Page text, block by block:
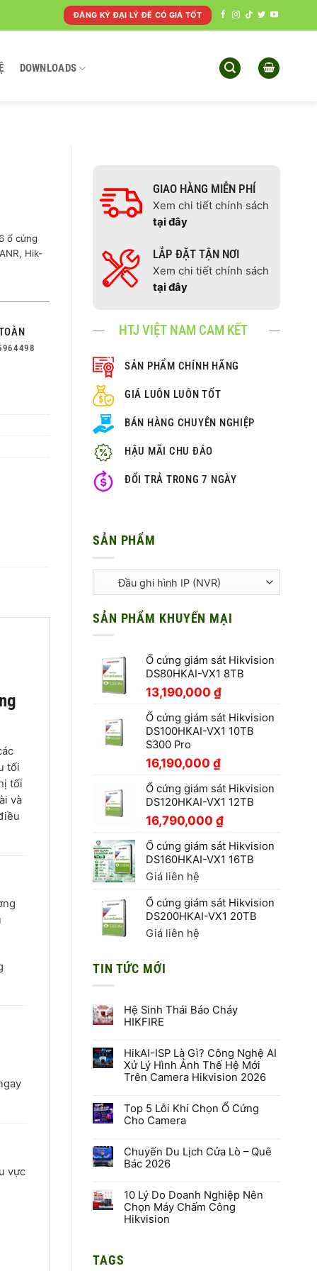
ĐĂNG KÝ ĐẠI LÝ ĐỂ CÓ GIÁ TỐT
DOWNLOADS
GIAO HÀNG MIỄN PHÍ
Xem chi tiết chính sách
tại đây
LẮP ĐẶT TẬN NƠI
Xem chi tiết chính sách
tại đây
HTJ VIỆT NAM CAM KẾT
SẢN PHẨM CHÍNH HÃNG
GIÁ LUÔN LUÔN TỐT
BÁN HÀNG CHUYÊN NGHIỆP
HẬU MÃI CHU ĐÁO
ĐỔI TRẢ TRONG 7 NGÀY
SẢN PHẨM
SẢN PHẨM KHUYẾN MẠI
Ổ cứng giám sát Hikvision
DS80HKAI-VX1 8TB
13,190,000 ₫
Ổ cứng giám sát Hikvision
DS100HKAI-VX1 10TB
S300 Pro
16,190,000 ₫
Ổ cứng giám sát Hikvision
DS120HKAI-VX1 12TB
16,790,000 ₫
Ổ cứng giám sát Hikvision
DS160HKAI-VX1 16TB
Giá liên hệ
Ổ cứng giám sát Hikvision
DS200HKAI-VX1 20TB
Giá liên hệ
TIN TỨC MỚI
Hệ Sinh Thái Báo Cháy
HIKFIRE
bình
luận
ở
Hệ
Báo
Cháy
HIKFIRE
HikAI-ISP Là Gì? Công Nghệ AI
Xử Lý Hình Ảnh Thế Hệ Mới
Trên Camera Hikvision 2026
bình
luận
ở
Là
Gì?
Công
Xử
Lý
Hình
Ảnh
Camera
Top 5 Lỗi Khi Chọn Ổ Cứng
Cho Camera
bình
luận
ở
Lỗi
Khi
Chọn
Ổ
Chuyến Du Lịch Cửa Lò – Quê
Bác 2026
bình
luận
ở
Chuyến
–
10 Lý Do Doanh Nghiệp Nên
Chọn Máy Chấm Công
Hikvision
ở
TAGS
ổ cứng
Hik-
tối
tối
và
vực